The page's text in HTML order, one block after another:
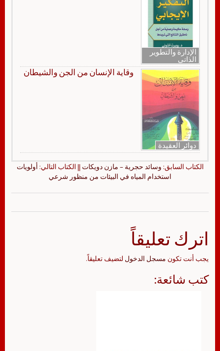
الإدارة والتطوير
الذاتي
دوائر العقيدة
وقاية الإنسان من الجن والشيطان
الكتاب السابق: وسائد حجرية – مازن دويكات || الكتاب التالي: أولويات
استخدام المياه في البيئات من منظور شرعي
اترك تعليقاً
يجب أنت تكون مسجل الدخول لتضيف تعليقاً.
كتب شائعة: